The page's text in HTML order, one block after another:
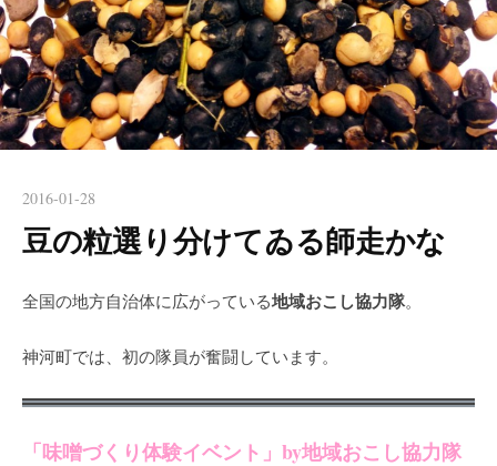
2016-01-28
豆の粒選り分けてゐる師走かな
全国の地方自治体に広がっている地域おこし協力隊。
神河町では、初の隊員が奮闘しています。
「味噌づくり体験イベント」by地域おこし協力隊